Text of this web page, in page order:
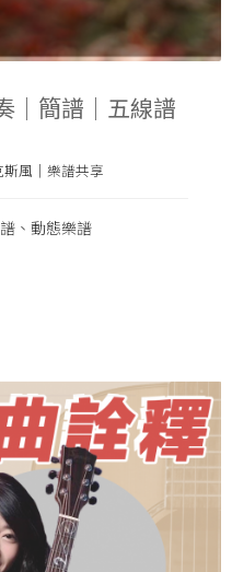
｜簡譜｜五線譜
斯風｜樂譜共享
、動態樂譜